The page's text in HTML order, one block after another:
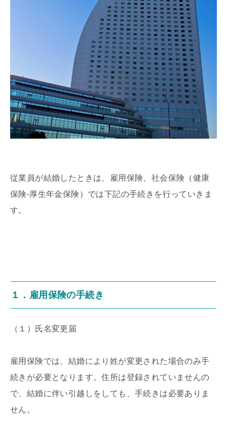
従業員が結婚したときは、雇用保険、社会保険（健康
保険-厚生年金保険）では下記の手続きを行っていきま
す。
１．雇用保険の手続き
（１）氏名変更届
雇用保険では、結婚により姓が変更された場合のみ手
続きが必要となります。住所は登録されていませんの
で、結婚に伴い引越しをしても、手続きは必要ありま
せん。